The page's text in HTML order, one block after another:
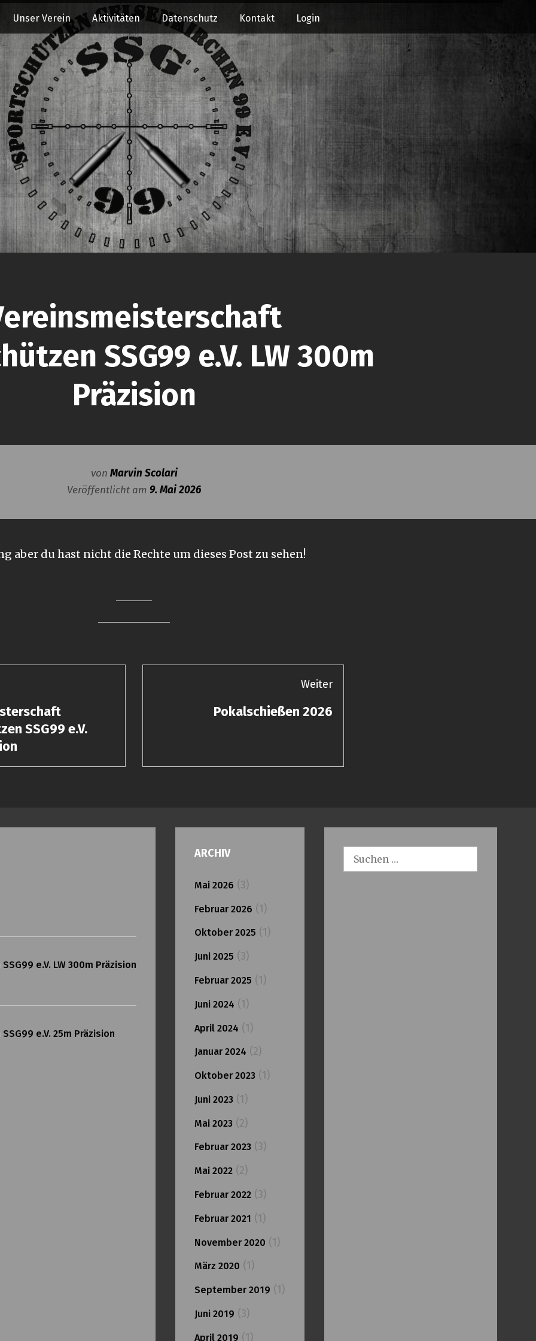
Unser Verein Aktivitäten Datenschutz Kontakt Login
SSG99 e.V. LW 300m
Präzision
von Marvin Scolari
Veröffentlicht am 9. Mai 2026
aber du hast nicht die Rechte um dieses Post zu sehen!
SSG99 e.V.
Weiter
Nächster
Pokalschießen 2026
e.V. LW 300m Präzision
e.V. 25m Präzision
ARCHIV
Mai 2026 (3)
Februar 2026 (1)
Oktober 2025 (1)
Juni 2025 (3)
Februar 2025 (1)
Juni 2024 (1)
April 2024 (1)
Januar 2024 (2)
Oktober 2023 (1)
Juni 2023 (1)
Mai 2023 (2)
Februar 2023 (3)
Mai 2022 (2)
Februar 2022 (3)
Februar 2021 (1)
November 2020 (1)
März 2020 (1)
September 2019 (1)
Juni 2019 (3)
April 2019 (1)
Suchen
nach: